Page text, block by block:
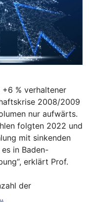
% verhaltener
2008/2009
nur aufwärts.
folgten 2022 und
mit sinkenden
in Baden-
erklärt Prof.
der